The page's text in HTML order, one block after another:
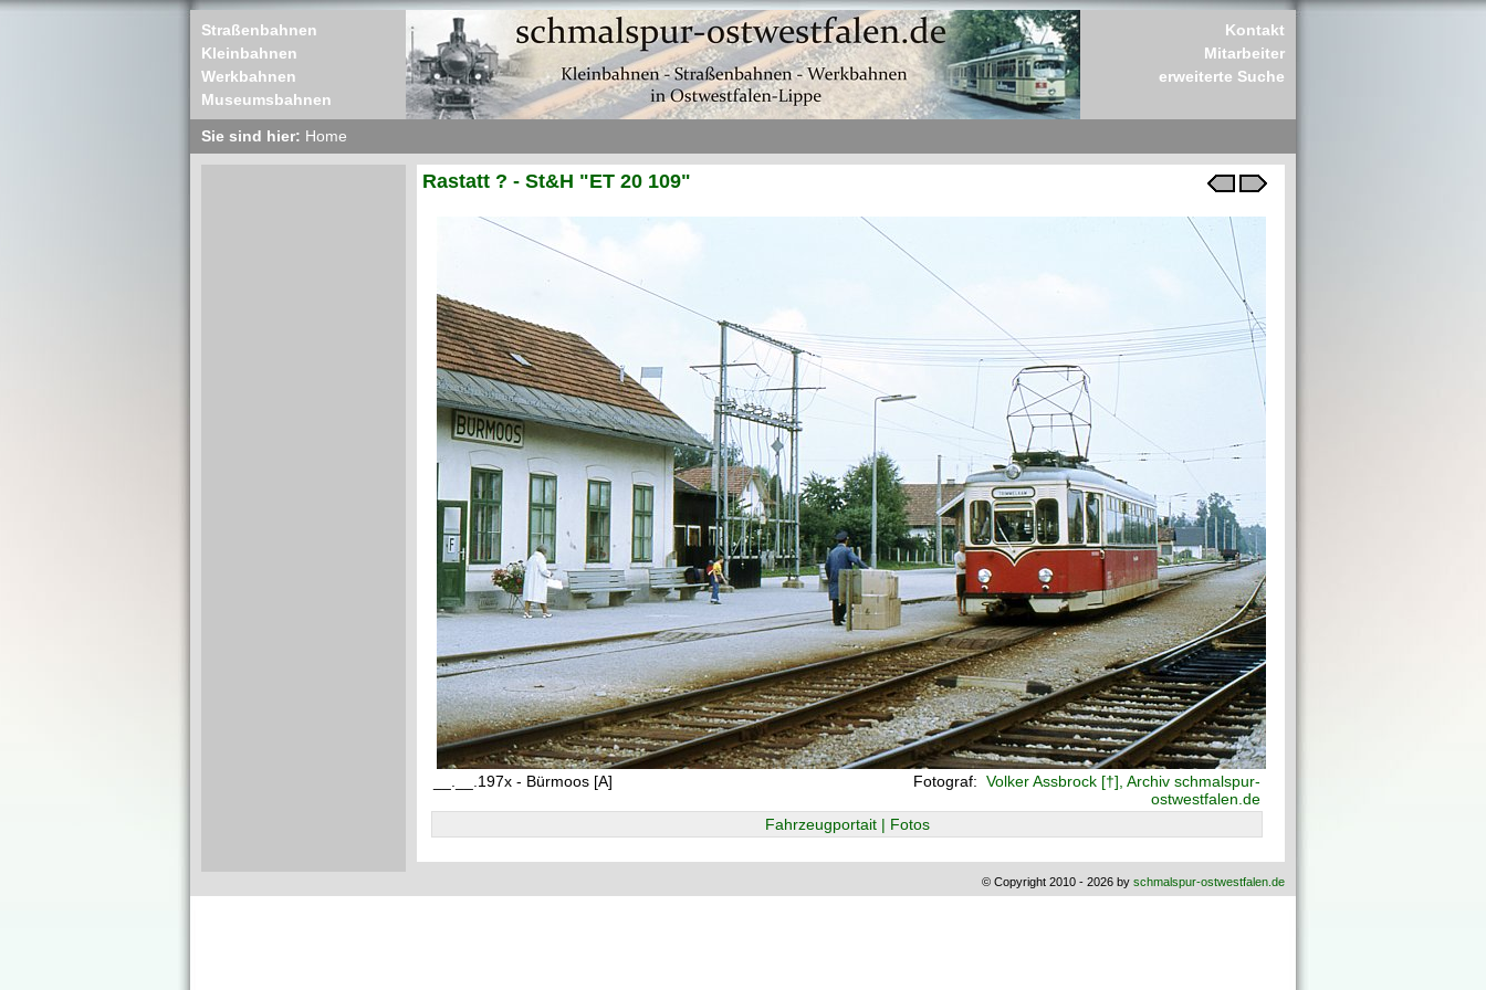
Straßenbahnen
Kleinbahnen
Werkbahnen
Museumsbahnen
Kontakt
Mitarbeiter
erweiterte Suche
Sie sind hier: Home
Rastatt ? - St&H "ET 20 109"
__.__.197x - Bürmoos [A] Fotograf: Volker Assbrock [†], Archiv schmalspur-
ostwestfalen.de
Fahrzeugportait | Fotos
© Copyright 2010 - 2026 by schmalspur-ostwestfalen.de